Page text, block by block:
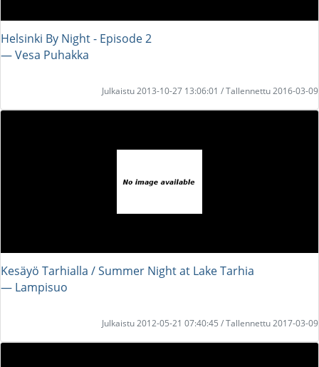
Helsinki By Night - Episode 2
― Vesa Puhakka
Julkaistu 2013-10-27 13:06:01 / Tallennettu 2016-03-09
Kesäyö Tarhialla / Summer Night at Lake Tarhia
― Lampisuo
Julkaistu 2012-05-21 07:40:45 / Tallennettu 2017-03-09